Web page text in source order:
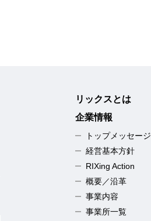
リックスとは
企業情報
トップメッセージ
経営基本方針
RIXing Action
概要／沿革
事業内容
事業所一覧